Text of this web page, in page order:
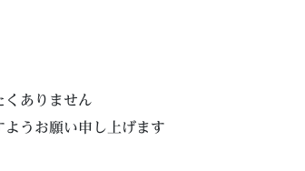
くありません
うお願い申し上げます